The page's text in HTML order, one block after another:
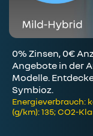
0% Zinsen, 0€
Angebote in der
Modelle.
Symbioz.
Energieverbrauch:
(g/km): 135; CO2-